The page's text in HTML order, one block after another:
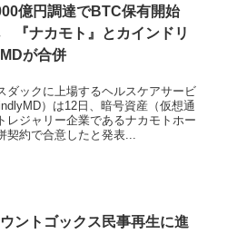
億円調達でBTC保有開始
『ナカモト』とカインドリ
が合併
ダックに上場するヘルスケアサービ
）は12日、暗号資産（仮想通
レジャリー企業であるナカモトホー
約で合意したと発表...
ントゴックス民事再生に進